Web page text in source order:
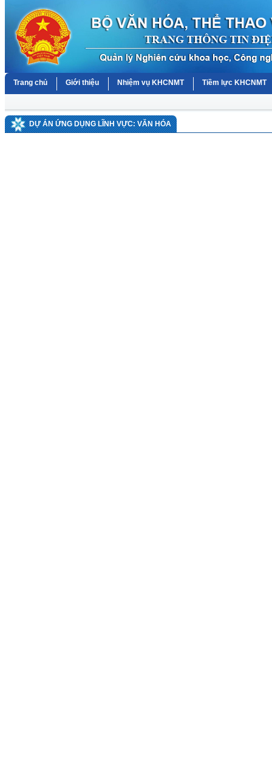
Trang chủ Giới thiệu Nhiệm vụ KHCNMT Tiềm lực KHCNMT
DỰ ÁN ỨNG DỤNG LĨNH VỰC: VĂN HÓA